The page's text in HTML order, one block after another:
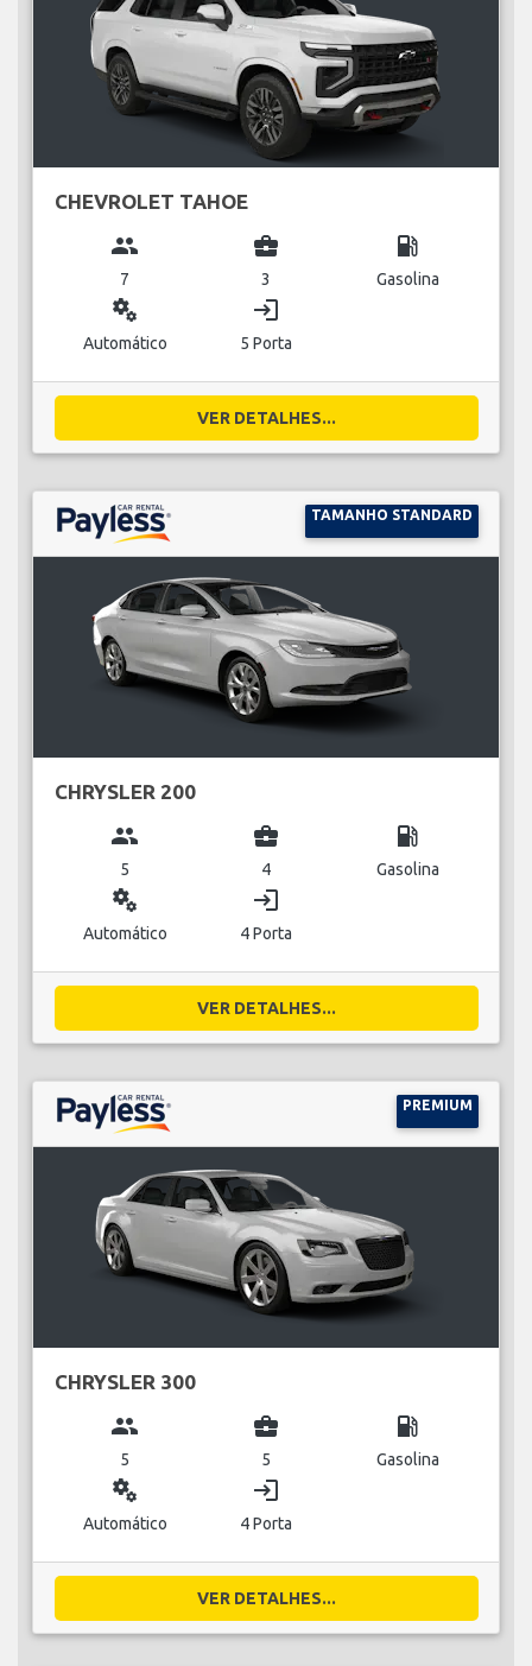
CHEVROLET TAHOE
group
7
business_center
3
local_gas_station
Gasolina
miscellaneous_services
Automático
login
5 Porta
VER DETALHES...
TAMANHO STANDARD
CHRYSLER 200
group
5
business_center
4
local_gas_station
Gasolina
miscellaneous_services
Automático
login
4 Porta
VER DETALHES...
PREMIUM
CHRYSLER 300
group
5
business_center
5
local_gas_station
Gasolina
miscellaneous_services
Automático
login
4 Porta
VER DETALHES...